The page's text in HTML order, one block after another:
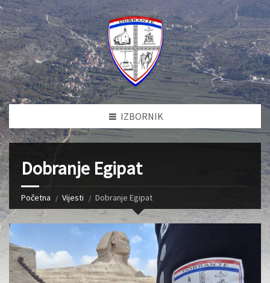
IZBORNIK
Dobranje Egipat
Početna Vijesti Dobranje Egipat